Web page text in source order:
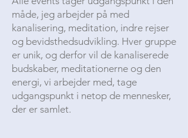
måde, jeg arbejder på med
kanalisering, meditation, indre rejser
og bevidsthedsudvikling. Hver gruppe
er unik, og derfor vil de kanaliserede
budskaber, meditationerne og den
energi, vi arbejder med, tage
udgangspunkt i netop de mennesker,
der er samlet.